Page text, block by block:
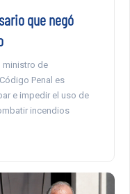
que negó
ministro de
Penal es
e impedir el uso de
incendios